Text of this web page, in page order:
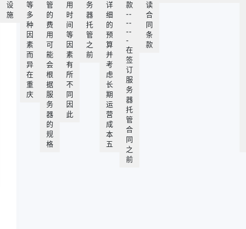
设
施
等
多
种
因
素
而
异
在
重
庆
管
的
费
用
可
能
会
根
据
服
务
器
的
规
格
用
时
间
等
因
素
有
所
不
同
因
此
务
器
托
管
之
前
详
细
的
预
算
并
考
虑
长
期
运
营
成
本
五
款
--
--
--
-
在
签
订
服
务
器
托
管
合
同
之
前
读
合
同
条
款